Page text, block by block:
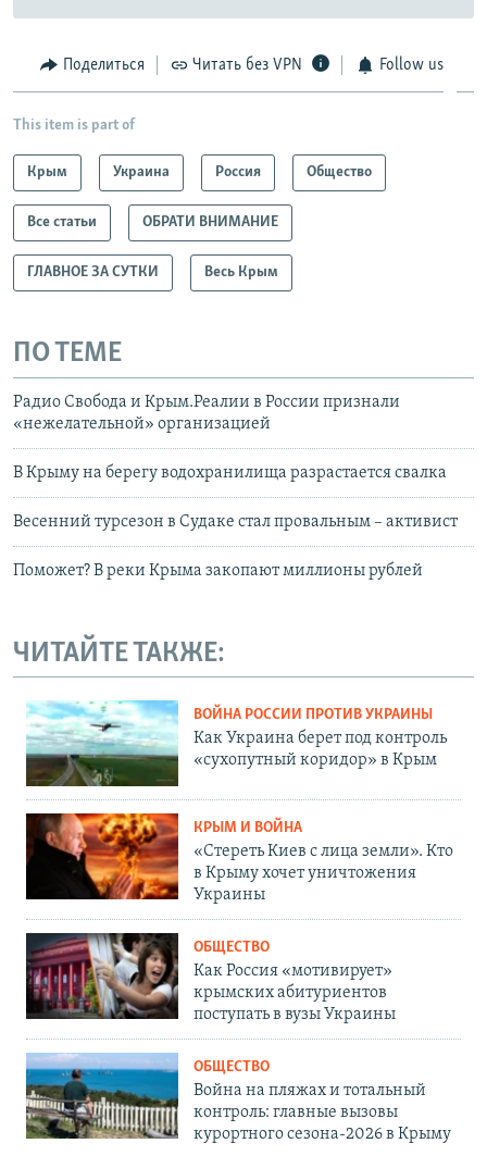
Поделиться Читать без VPN Follow us
This item is part of
Крым Украина Россия Общество
Все статьи ОБРАТИ ВНИМАНИЕ
ГЛАВНОЕ ЗА СУТКИ Весь Крым
ПО ТЕМЕ
Радио Свобода и Крым.Реалии в России признали
«нежелательной» организацией
В Крыму на берегу водохранилища разрастается свалка
Весенний турсезон в Судаке стал провальным – активист
Поможет? В реки Крыма закопают миллионы рублей
ЧИТАЙТЕ ТАКЖЕ:
ВОЙНА РОССИИ ПРОТИВ УКРАИНЫ
Как Украина берет под контроль
«сухопутный коридор» в Крым
КРЫМ И ВОЙНА
«Стереть Киев с лица земли». Кто
в Крыму хочет уничтожения
Украины
ОБЩЕСТВО
Как Россия «мотивирует»
крымских абитуриентов
поступать в вузы Украины
ОБЩЕСТВО
Война на пляжах и тотальный
контроль: главные вызовы
курортного сезона-2026 в Крыму